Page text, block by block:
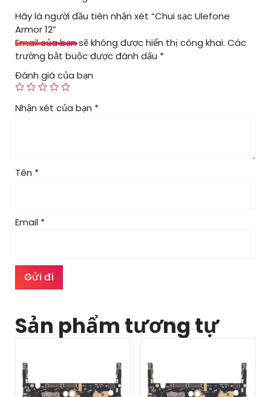
Hãy là người đầu tiên nhận xét “Chui sạc Ulefone
Armor 12”
Email của bạn sẽ không được hiển thị công khai. Các
trường bắt buộc được đánh dấu *
Đánh giá của bạn
Nhận xét của bạn *
Tên *
Email *
Sản phẩm tương tự